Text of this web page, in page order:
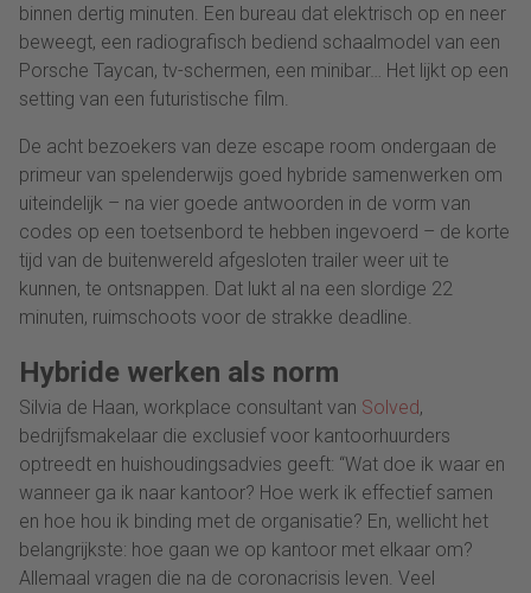
binnen dertig minuten. Een bureau dat elektrisch op en neer
beweegt, een radiografisch bediend schaalmodel van een
Porsche Taycan, tv-schermen, een minibar… Het lijkt op een
setting van een futuristische film.
De acht bezoekers van deze escape room ondergaan de
primeur van spelenderwijs goed hybride samenwerken om
uiteindelijk – na vier goede antwoorden in de vorm van
codes op een toetsenbord te hebben ingevoerd – de korte
tijd van de buitenwereld afgesloten trailer weer uit te
kunnen, te ontsnappen. Dat lukt al na een slordige 22
minuten, ruimschoots voor de strakke deadline.
Hybride werken als norm
Silvia de Haan, workplace consultant van Solved,
bedrijfsmakelaar die exclusief voor kantoorhuurders
optreedt en huishoudingsadvies geeft: “Wat doe ik waar en
wanneer ga ik naar kantoor? Hoe werk ik effectief samen
en hoe hou ik binding met de organisatie? En, wellicht het
belangrijkste: hoe gaan we op kantoor met elkaar om?
Allemaal vragen die na de coronacrisis leven. Veel